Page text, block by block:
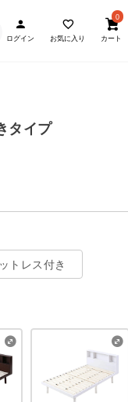
ログイン お気に入り
0
カート
タイプ
トレス付き